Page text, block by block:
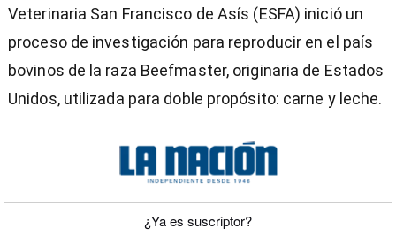
Veterinaria San Francisco de Asís (ESFA) inició un
proceso de investigación para reproducir en el país
bovinos de la raza Beefmaster, originaria de Estados
Unidos, utilizada para doble propósito: carne y leche.